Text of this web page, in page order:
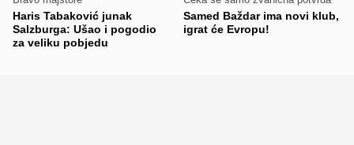
Haris Tabaković junak
Salzburga: Ušao i pogodio
za veliku pobjedu
Samed Baždar ima novi klub,
igrat će Evropu!